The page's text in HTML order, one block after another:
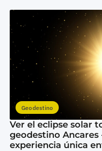
Geodestino
Ver el eclipse solar
geodestino Ancares
experiencia única